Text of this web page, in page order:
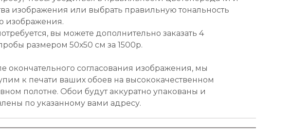
изображения или выбрать правильную тональность
изображения.
вы можете дополнительно заказать 4
размером 50х50 см за 1500р.
окончательного согласования изображения, мы
к печати ваших обоев на высококачественном
полотне. Обои будут аккуратно упакованы и
по указанному вами адресу.